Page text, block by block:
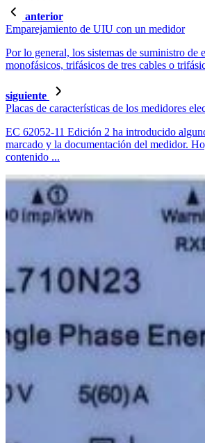
anterior
Emparejamiento de UIU con un medidor
Por lo general, los sistemas de suministro de
monofásicos, trifásicos de tres cables o
siguiente
Placas de características de los medidores
EC 62052-11 Edición 2 ha introducido
marcado y la documentación del medidor.
contenido ...